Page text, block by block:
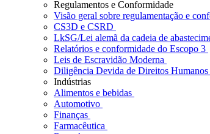
Regulamentos e Conformidade
Visão geral sobre regulamentação e
CS3D e CSRD
LkSG/Lei alemã da cadeia de
Relatórios e conformidade do Escopo 3
Leis de Escravidão Moderna
Diligência Devida de Direitos Humanos
Indústrias
Alimentos e bebidas
Automotivo
Finanças
Farmacêutica